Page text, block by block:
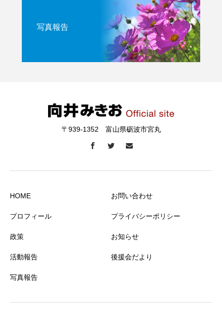
写真報告
〒939-1352 富山県砺波市宮丸
HOME
プロフィール
政策
活動報告
写真報告
お問い合わせ
プライバシーポリシー
お知らせ
後援会だより